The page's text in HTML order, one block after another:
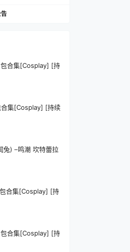
合集[Cosplay] [持
集[Cosplay] [持续
兔) –鸣潮 坎特蕾拉
合集[Cosplay] [持
合集[Cosplay] [持